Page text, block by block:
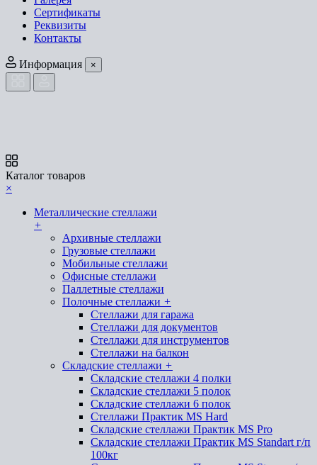
Сертификаты
Реквизиты
Контакты
Информация ×
Каталог товаров
×
Металлические стеллажи
+
Архивные стеллажи
Грузовые стеллажи
Мобильные стеллажи
Офисные стеллажи
Паллетные стеллажи
Полочные стеллажи +
Стеллажи для гаража
Стеллажи для документов
Стеллажи для инструментов
Стеллажи на балкон
Складские стеллажи +
Складские стеллажи 4 полки
Складские стеллажи 5 полок
Складские стеллажи 6 полок
Стеллажи Практик MS Hard
Складские стеллажи Практик MS Pro
Складские стеллажи Практик MS Standart г/п
100кг